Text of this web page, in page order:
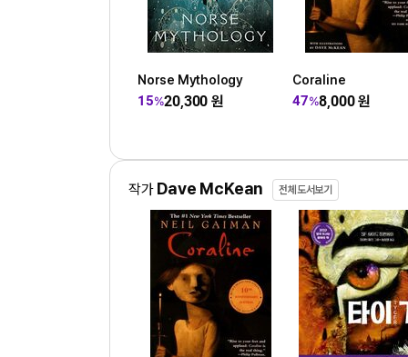
Norse Mythology
15%20,300원
Coraline
47%8,000원
작가 Dave McKean 전체도서보기